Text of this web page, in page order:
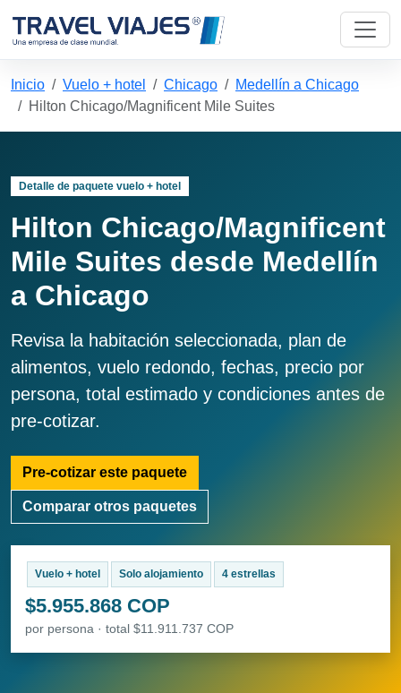
Inicio Vuelo + hotel Chicago
Medellín a Chicago
Hilton Chicago/Magnificent Mile Suites
Detalle de paquete vuelo + hotel
Hilton Chicago/Magnificent
Mile Suites desde Medellín
a Chicago
Revisa la habitación seleccionada, plan de
alimentos, vuelo redondo, fechas, precio por
persona, total estimado y condiciones antes de
pre-cotizar.
Pre-cotizar este paquete
Comparar otros paquetes
Vuelo + hotel Solo alojamiento 4 estrellas
$5.955.868 COP
por persona · total $11.911.737 COP